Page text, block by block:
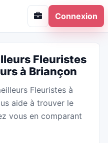
Connexion
Fleuristes
à Briançon
Fleuristes à
aide à trouver le
vous en comparant